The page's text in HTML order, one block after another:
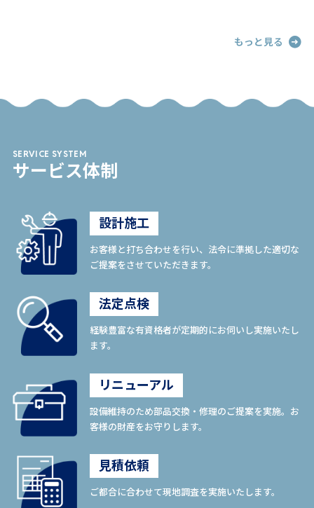
もっと見る
SERVICE SYSTEM
サービス体制
設計施工
お客様と打ち合わせを行い、法令に準拠した適切な
ご提案をさせていただきます。
法定点検
経験豊富な有資格者が定期的にお伺いし実施いたし
ます。
リニューアル
設備維持のため部品交換・修理のご提案を実施。お
客様の財産をお守りします。
見積依頼
ご都合に合わせて現地調査を実施いたします。